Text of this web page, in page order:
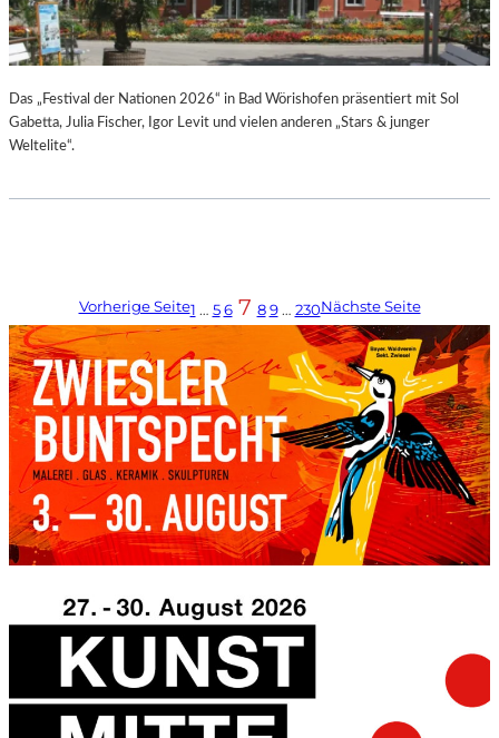
Das „Festival der Nationen 2026“ in Bad Wörishofen präsentiert mit Sol
Gabetta, Julia Fischer, Igor Levit und vielen anderen „Stars & junger
Weltelite“.
Vorherige Seite1 … 5 6 7 8 9 … 230Nächste Seite